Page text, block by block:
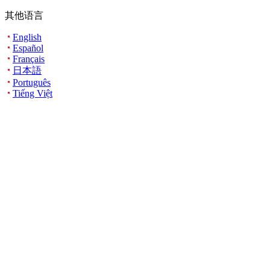
其他语言
English
Español
Français
日本語
Português
Tiếng Việt